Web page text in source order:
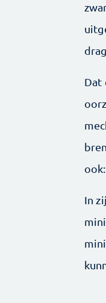
Dat
ook:
In